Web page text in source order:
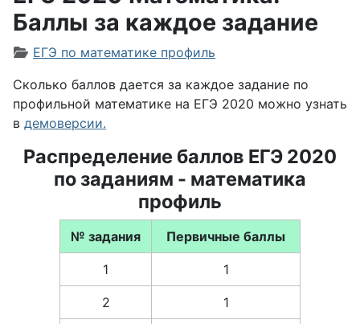
Баллы за каждое задание
Информация о материале
ЕГЭ по математике профиль
Сколько баллов дается за каждое задание по
профильной математике на ЕГЭ 2020 можно узнать
в демоверсии.
Распределение баллов ЕГЭ 2020
по заданиям - математика
профиль
№ задания Первичные баллы
1 1
2 1